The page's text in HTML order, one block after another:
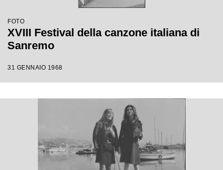
FOTO
XVIII Festival della canzone italiana di
Sanremo
31 GENNAIO 1968